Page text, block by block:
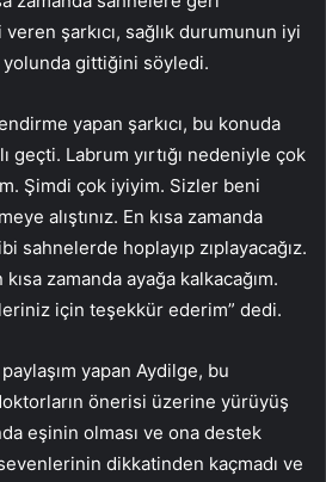
şarkıcı, sağlık durumunun iyi
gittiğini söyledi.
yapan şarkıcı, bu konuda
geçti. Labrum yırtığı nedeniyle çok
Şimdi çok iyiyim. Sizler beni
alıştınız. En kısa zamanda
sahnelerde hoplayıp zıplayacağız.
zamanda ayağa kalkacağım.
için teşekkür ederim” dedi.
yapan Aydilge, bu
önerisi üzerine yürüyüş
eşinin olması ve ona destek
dikkatinden kaçmadı ve